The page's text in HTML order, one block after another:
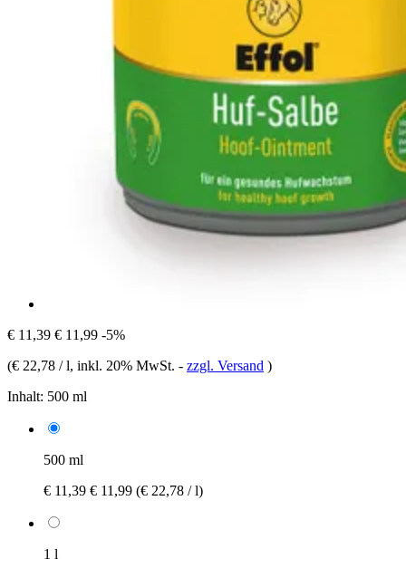
€ 11,39 € 11,99 -5%
(€ 22,78 / l, inkl. 20% MwSt. - zzgl. Versand )
Inhalt: 500 ml
500 ml
€ 11,39 € 11,99 (€ 22,78 / l)
1 l